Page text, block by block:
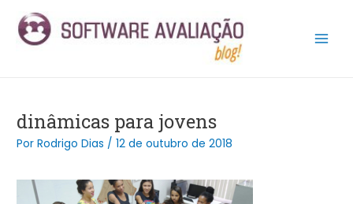
para
dinâmicas para jovens
PorRodrigo Dias /12 de outubro de 2018
navigation